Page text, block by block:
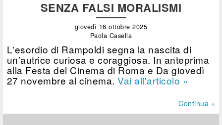
SENZA FALSI MORALISMI
giovedì 16 ottobre 2025
Paola Casella
L'esordio di Rampoldi segna la nascita di
un’autrice curiosa e coraggiosa. In anteprima
alla Festa del Cinema di Roma e Da giovedì
27 novembre al cinema.Vai all'articolo »
Continua »